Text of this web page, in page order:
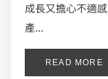
成長又擔心不適
產...
READ MORE